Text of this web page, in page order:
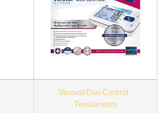
Veroval Duo Control -
Tensiómetro